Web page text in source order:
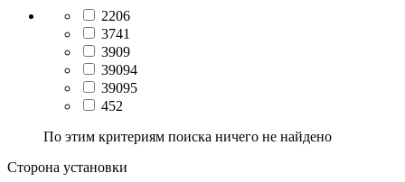
2206
3741
3909
39094
39095
452
По этим критериям поиска ничего не найдено
Сторона установки